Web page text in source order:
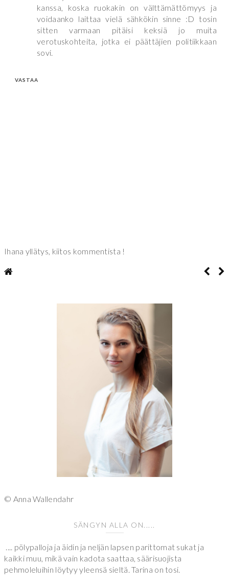
kanssa, koska ruokakin on välttämättömyys ja
voidaanko laittaa vielä sähkökin sinne :D tosin
sitten varmaan pitäisi keksiä jo muita
verotuskohteita, jotka ei päättäjien politiikkaan
sovi.
VASTAA
Ihana yllätys, kiitos kommentista !
© Anna Wallendahr
SÄNGYN ALLA ON.....
.... pölypalloja ja äidin ja neljän lapsen parittomat sukat ja
kaikki muu, mikä vain kadota saattaa, säärisuojista
pehmoleluihin löytyy yleensä sieltä. Tarina on tosi.